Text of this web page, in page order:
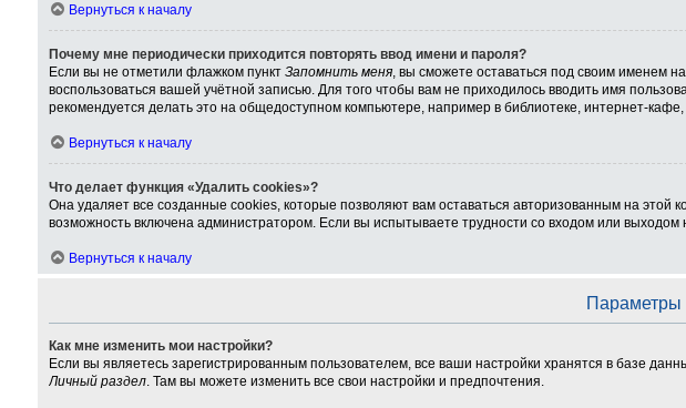
Вернуться к началу
Почему мне периодически приходится повторять ввод имени и пароля?
Если вы не отметили флажком пункт Запомнить меня, вы сможете оставаться под своим именем
воспользоваться вашей учётной записью. Для того чтобы вам не приходилось вводить имя
рекомендуется делать это на общедоступном компьютере, например в библиотеке, интернет-кафе,
Вернуться к началу
Что делает функция «Удалить cookies»?
Она удаляет все созданные cookies, которые позволяют вам оставаться авторизованным на
возможность включена администратором. Если вы испытываете трудности со входом или
Вернуться к началу
Параметры
Как мне изменить мои настройки?
Если вы являетесь зарегистрированным пользователем, все ваши настройки хранятся в базе
Личный раздел. Там вы можете изменить все свои настройки и предпочтения.